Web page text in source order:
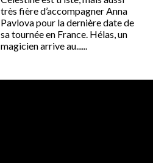
très fière d’accompagner Anna
Pavlova pour la dernière date de
sa tournée en France. Hélas, un
magicien arrive au......